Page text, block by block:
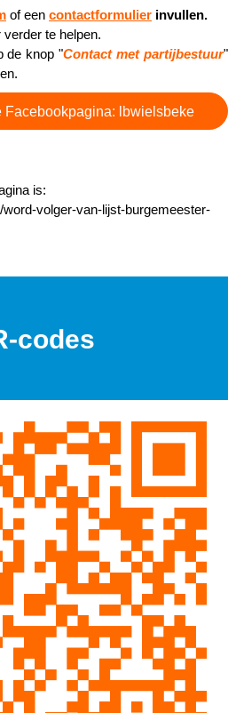
of een contactformulier invullen.
te helpen.
de knop "Contact met partijbestuur"
Facebookpagina: lbwielsbeke
is:
volger-van-lijst-burgemeester-
codes